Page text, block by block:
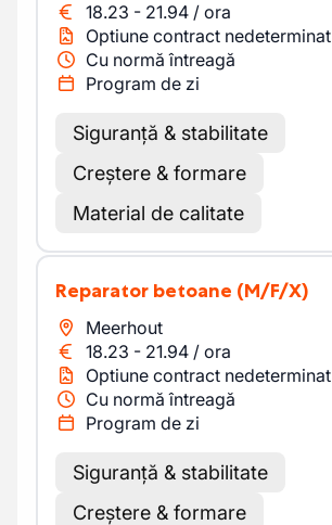
18.23 - 21.94 / ora
Optiune contract nedeterminat
Cu normă întreagă
Program de zi
Siguranță & stabilitate
Creștere & formare
Material de calitate
Reparator betoane (M/F/X)
Meerhout
18.23 - 21.94 / ora
Optiune contract nedeterminat
Cu normă întreagă
Program de zi
Siguranță & stabilitate
Creștere & formare